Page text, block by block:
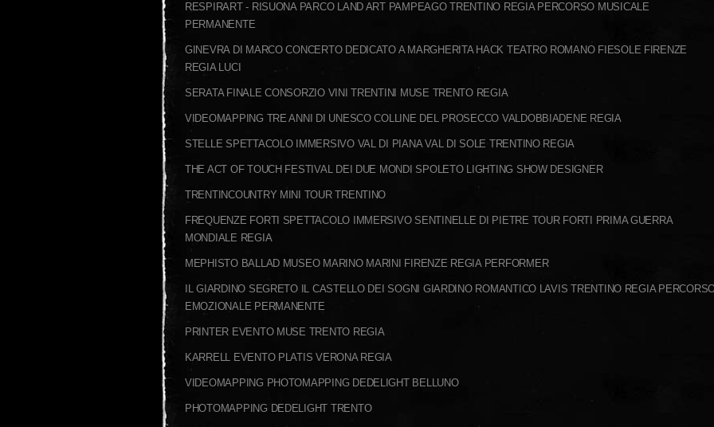
RESPIRART - RISUONA PARCO LAND ART PAMPEAGO TRENTINO REGIA PERCORSO MUSICALE
PERMANENTE
GINEVRA DI MARCO CONCERTO DEDICATO A MARGHERITA HACK TEATRO ROMANO FIESOLE FIRENZE
REGIA LUCI
SERATA FINALE CONSORZIO VINI TRENTINI MUSE TRENTO REGIA
VIDEOMAPPING TRE ANNI DI UNESCO COLLINE DEL PROSECCO VALDOBBIADENE REGIA
STELLE SPETTACOLO IMMERSIVO VAL DI PIANA VAL DI SOLE TRENTINO REGIA
THE ACT OF TOUCH FESTIVAL DEI DUE MONDI SPOLETO LIGHTING SHOW DESIGNER
TRENTINCOUNTRY MINI TOUR TRENTINO
FREQUENZE FORTI SPETTACOLO IMMERSIVO SENTINELLE DI PIETRE TOUR FORTI PRIMA GUERRA
MONDIALE REGIA
MEPHISTO BALLAD MUSEO MARINO MARINI FIRENZE REGIA PERFORMER
IL GIARDINO SEGRETO IL CASTELLO DEI SOGNI GIARDINO ROMANTICO LAVIS TRENTINO REGIA
EMOZIONALE PERMANENTE
PRINTER EVENTO MUSE TRENTO REGIA
KARRELL EVENTO PLATIS VERONA REGIA
VIDEOMAPPING PHOTOMAPPING DEDELIGHT BELLUNO
PHOTOMAPPING DEDELIGHT TRENTO